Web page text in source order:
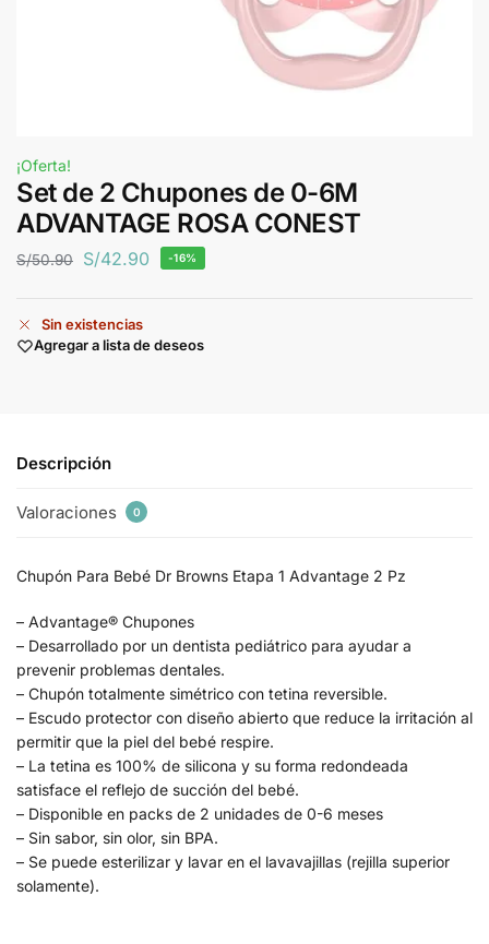
¡Oferta!
Set de 2 Chupones de 0-6M
ADVANTAGE ROSA CONEST
S/50.90 S/42.90 -16%
Sin existencias
Agregar a lista de deseos
Descripción
Valoraciones 0
Chupón Para Bebé Dr Browns Etapa 1 Advantage 2 Pz
– Advantage® Chupones
– Desarrollado por un dentista pediátrico para ayudar a
prevenir problemas dentales.
– Chupón totalmente simétrico con tetina reversible.
– Escudo protector con diseño abierto que reduce la irritación al
permitir que la piel del bebé respire.
– La tetina es 100% de silicona y su forma redondeada
satisface el reflejo de succión del bebé.
– Disponible en packs de 2 unidades de 0-6 meses
– Sin sabor, sin olor, sin BPA.
– Se puede esterilizar y lavar en el lavavajillas (rejilla superior
solamente).